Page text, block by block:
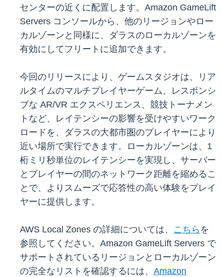
センターの近くに配置します。Amazon GameLift
Servers コンソールから、他のリージョンやロー
カルゾーンと同様に、ダラスのローカルゾーンを
有効にしてフリートに追加できます。
今回のリリースにより、ゲームスタジオは、リア
ルタイムのマルチプレイヤーゲーム、レスポンシ
ブな AR/VR エクスペリエンス、競技トーナメン
トなど、レイテンシーの影響を受けやすいワーク
ロードを、ダラスの大都市圏のプレイヤーにより
近い場所で実行できます。ローカルゾーンは、1
桁ミリ秒単位のレイテンシーを実現し、サーバー
とプレイヤーの間のネットワーク距離を縮めるこ
とで、よりスムーズで応答性の高い体験をプレイ
ヤーに提供します。
AWS Local Zones の詳細については、 こちら を
参照してください。Amazon GameLift Servers で
サポートされているリージョンとローカルゾーン
の完全なリストを確認するには、 Amazon